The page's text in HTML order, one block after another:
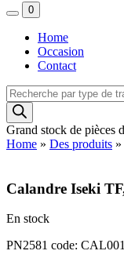
0
Home
Occasion
Contact
Recherche
de
produits
Grand stock de pièces
Home » Des produits »
Calandre Iseki
En stock
PN2581 code: CAL001